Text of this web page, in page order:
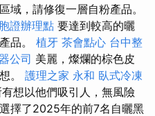
域，請修復一層自粉產品。
證辦理點 要達到較高的曬
品。 植牙 茶會點心 台中整
公司 美麗，燦爛的棕色皮
。 護理之家 永和 臥式冷凍
想以他們吸引人，無風險
擇了2025年的前7名自曬黑